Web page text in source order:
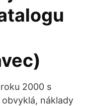
2000 s
náklady